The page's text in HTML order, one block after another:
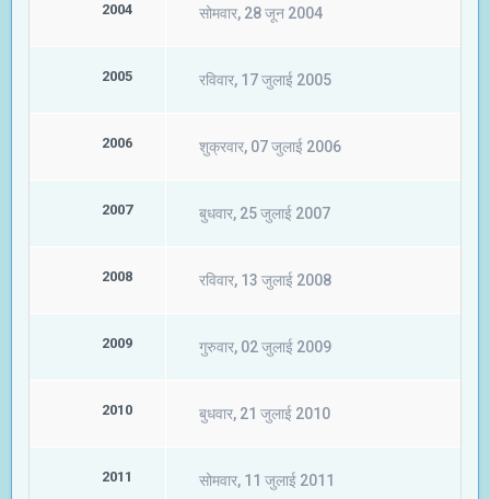
2004 सोमवार, 28 जून 2004
2005 रविवार, 17 जुलाई 2005
2006 शुक्रवार, 07 जुलाई 2006
2007 बुधवार, 25 जुलाई 2007
2008 रविवार, 13 जुलाई 2008
2009 गुरुवार, 02 जुलाई 2009
2010 बुधवार, 21 जुलाई 2010
2011 सोमवार, 11 जुलाई 2011